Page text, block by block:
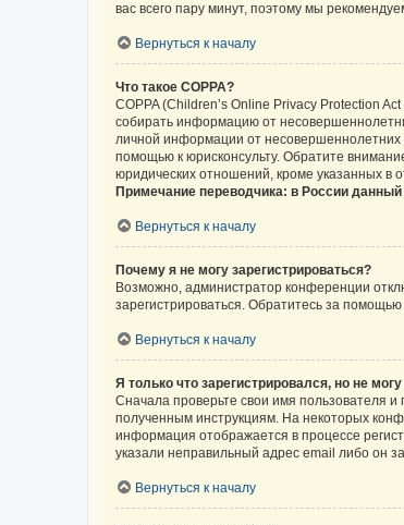
вас всего пару минут, поэтому мы
Вернуться к началу
Что такое COPPA?
COPPA (Children’s Online Privacy Protection
собирать информацию от
личной информации от несовершеннолетних
помощью к юрисконсульту. Обратите
юридических отношений, кроме указанных в
Примечание переводчика: в России
Вернуться к началу
Почему я не могу зарегистрироваться?
Возможно, администратор конференции
зарегистрироваться. Обратитесь за
Вернуться к началу
Я только что зарегистрировался, но не могу
Сначала проверьте свои имя пользователя
полученным инструкциям. На некоторых
информация отображается в процессе
указали неправильный адрес email либо он
Вернуться к началу